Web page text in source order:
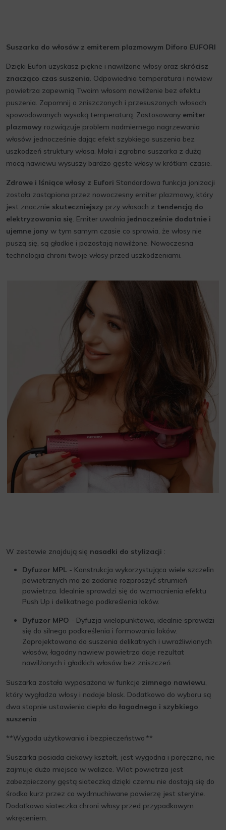
Suszarka do włosów z emiterem plazmowym Diforo EUFORI
Dzięki Eufori uzyskasz piękne i nawilżone włosy oraz skrócisz
znacząco czas suszenia. Odpowiednia temperatura i nawiew
powietrza zapewnią Twoim włosom nawilżenie bez efektu
puszenia. Zapomnij o zniszczonych i przesuszonych włosach
spowodowanych wysoką temperaturą. Zastosowany emiter
plazmowy rozwiązuje problem nadmiernego nagrzewania
włosów jednocześnie dając efekt szybkiego suszenia bez
uszkodzeń struktury włosa. Mała i zgrabna suszarka z dużą
mocą nawiewu wysuszy bardzo gęste włosy w krótkim czasie.
Zdrowe i lśniące włosy z Eufori Standardowa funkcja jonizacji
została zastąpiona przez nowoczesny emiter plazmowy, który
jest znacznie skuteczniejszy przy włosach z tendencją do
elektryzowania się. Emiter uwalnia jednocześnie dodatnie i
ujemne jony w tym samym czasie co sprawia, że włosy nie
puszą się, są gładkie i pozostają nawilżone. Nowoczesna
technologia chroni twoje włosy przed uszkodzeniami.
W zestawie znajdują się nasadki do stylizacji :
Dyfuzor MPL - Konstrukcja wykorzystująca wiele szczelin
powietrznych ma za zadanie rozproszyć strumień
powietrza. Idealnie sprawdzi się do wzmocnienia efektu
Push Up i delikatnego podkreślenia loków.
Dyfuzor MPO - Dyfuzja wielopunktowa, idealnie sprawdzi
się do silnego podkreślenia i formowania loków.
Zaprojektowana do suszenia delikatnych i uwrażliwionych
włosów, łagodny nawiew powietrza daje rezultat
nawilżonych i gładkich włosów bez zniszczeń.
Suszarka została wyposażona w funkcje zimnego nawiewu,
który wygładza włosy i nadaje blask. Dodatkowo do wyboru są
dwa stopnie ustawienia ciepła do łagodnego i szybkiego
suszenia .
**Wygoda użytkowania i bezpieczeństwo **
Suszarka posiada ciekawy kształt, jest wygodna i poręczna, nie
zajmuje dużo miejsca w walizce. Wlot powietrza jest
zabezpieczony gęstą siateczką dzięki czemu nie dostają się do
środka kurz przez co wydmuchiwane powierzę jest sterylne.
Dodatkowo siateczka chroni włosy przed przypadkowym
wkręceniem.